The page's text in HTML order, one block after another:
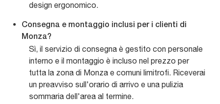
design ergonomico.
Consegna e montaggio inclusi per i clienti di
Monza?
Sì, il servizio di consegna è gestito con personale
interno e il montaggio è incluso nel prezzo per
tutta la zona di Monza e comuni limitrofi. Riceverai
un preavviso sull'orario di arrivo e una pulizia
sommaria dell'area al termine.